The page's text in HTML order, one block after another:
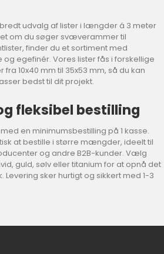
udvalg af lister i længder á 3 meter
om du søger svæverammer til
finder du et sortiment med
egefinér. Vores lister fås i forskellige
10x40 mm til 35x53 mm, så du kan
bedst til dit projekt.
fleksibel bestilling
en minimumsbestilling på 1 kasse.
at bestille i større mængder, ideelt til
og andre B2B-kunder. Vælg
guld, sølv eller titanium for at opnå det
sker hurtigt og sikkert med 1-3